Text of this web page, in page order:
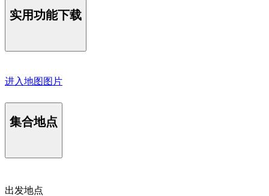
实用功能下载
进入地图图片
集合地点
出发地点